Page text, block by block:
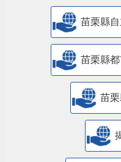
苗栗縣
苗栗縣
苗